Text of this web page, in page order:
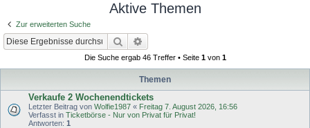
Aktive Themen
Zur erweiterten Suche
Suche
Die Suche ergab 46 Treffer • Seite 1von 1
Themen
Verkaufe 2 Wochenendtickets
Letzter Beitrag von Wolfie1987 « Freitag 7. August 2026, 16:56
Verfasst in Ticketbörse - Nur von Privat für Privat!
Antworten: 1